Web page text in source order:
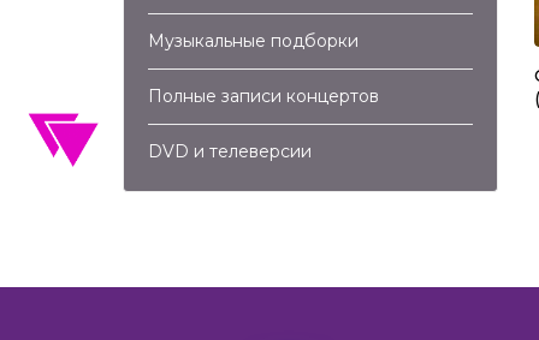
Алла Пугачева – Этот Мир (2007)
Музыкальные подборки
Полные записи концертов
DVD и телеверсии